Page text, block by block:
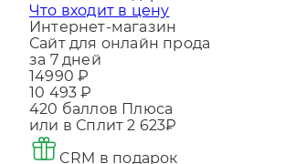
CRM в подарок
Что входит в цену
Интернет-магазин
Сайт для онлайн прода
за 7 дней
14990 ₽
10 493 ₽
420 баллов Плюса
или в Сплит